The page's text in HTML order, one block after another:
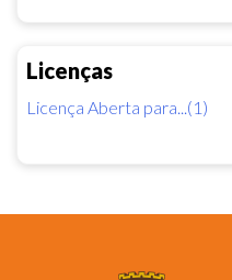
Licenças
Licença Aberta para...(1)